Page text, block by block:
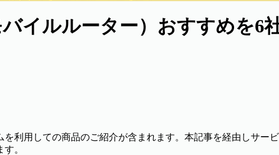
イルルーター）おすすめを6
利用しての商品のご紹介が含まれます。本記事を経由しサー
。